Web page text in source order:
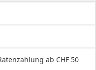
ab CHF 50